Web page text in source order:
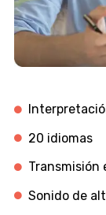
20 idiomas
Transmisión
Sonido de